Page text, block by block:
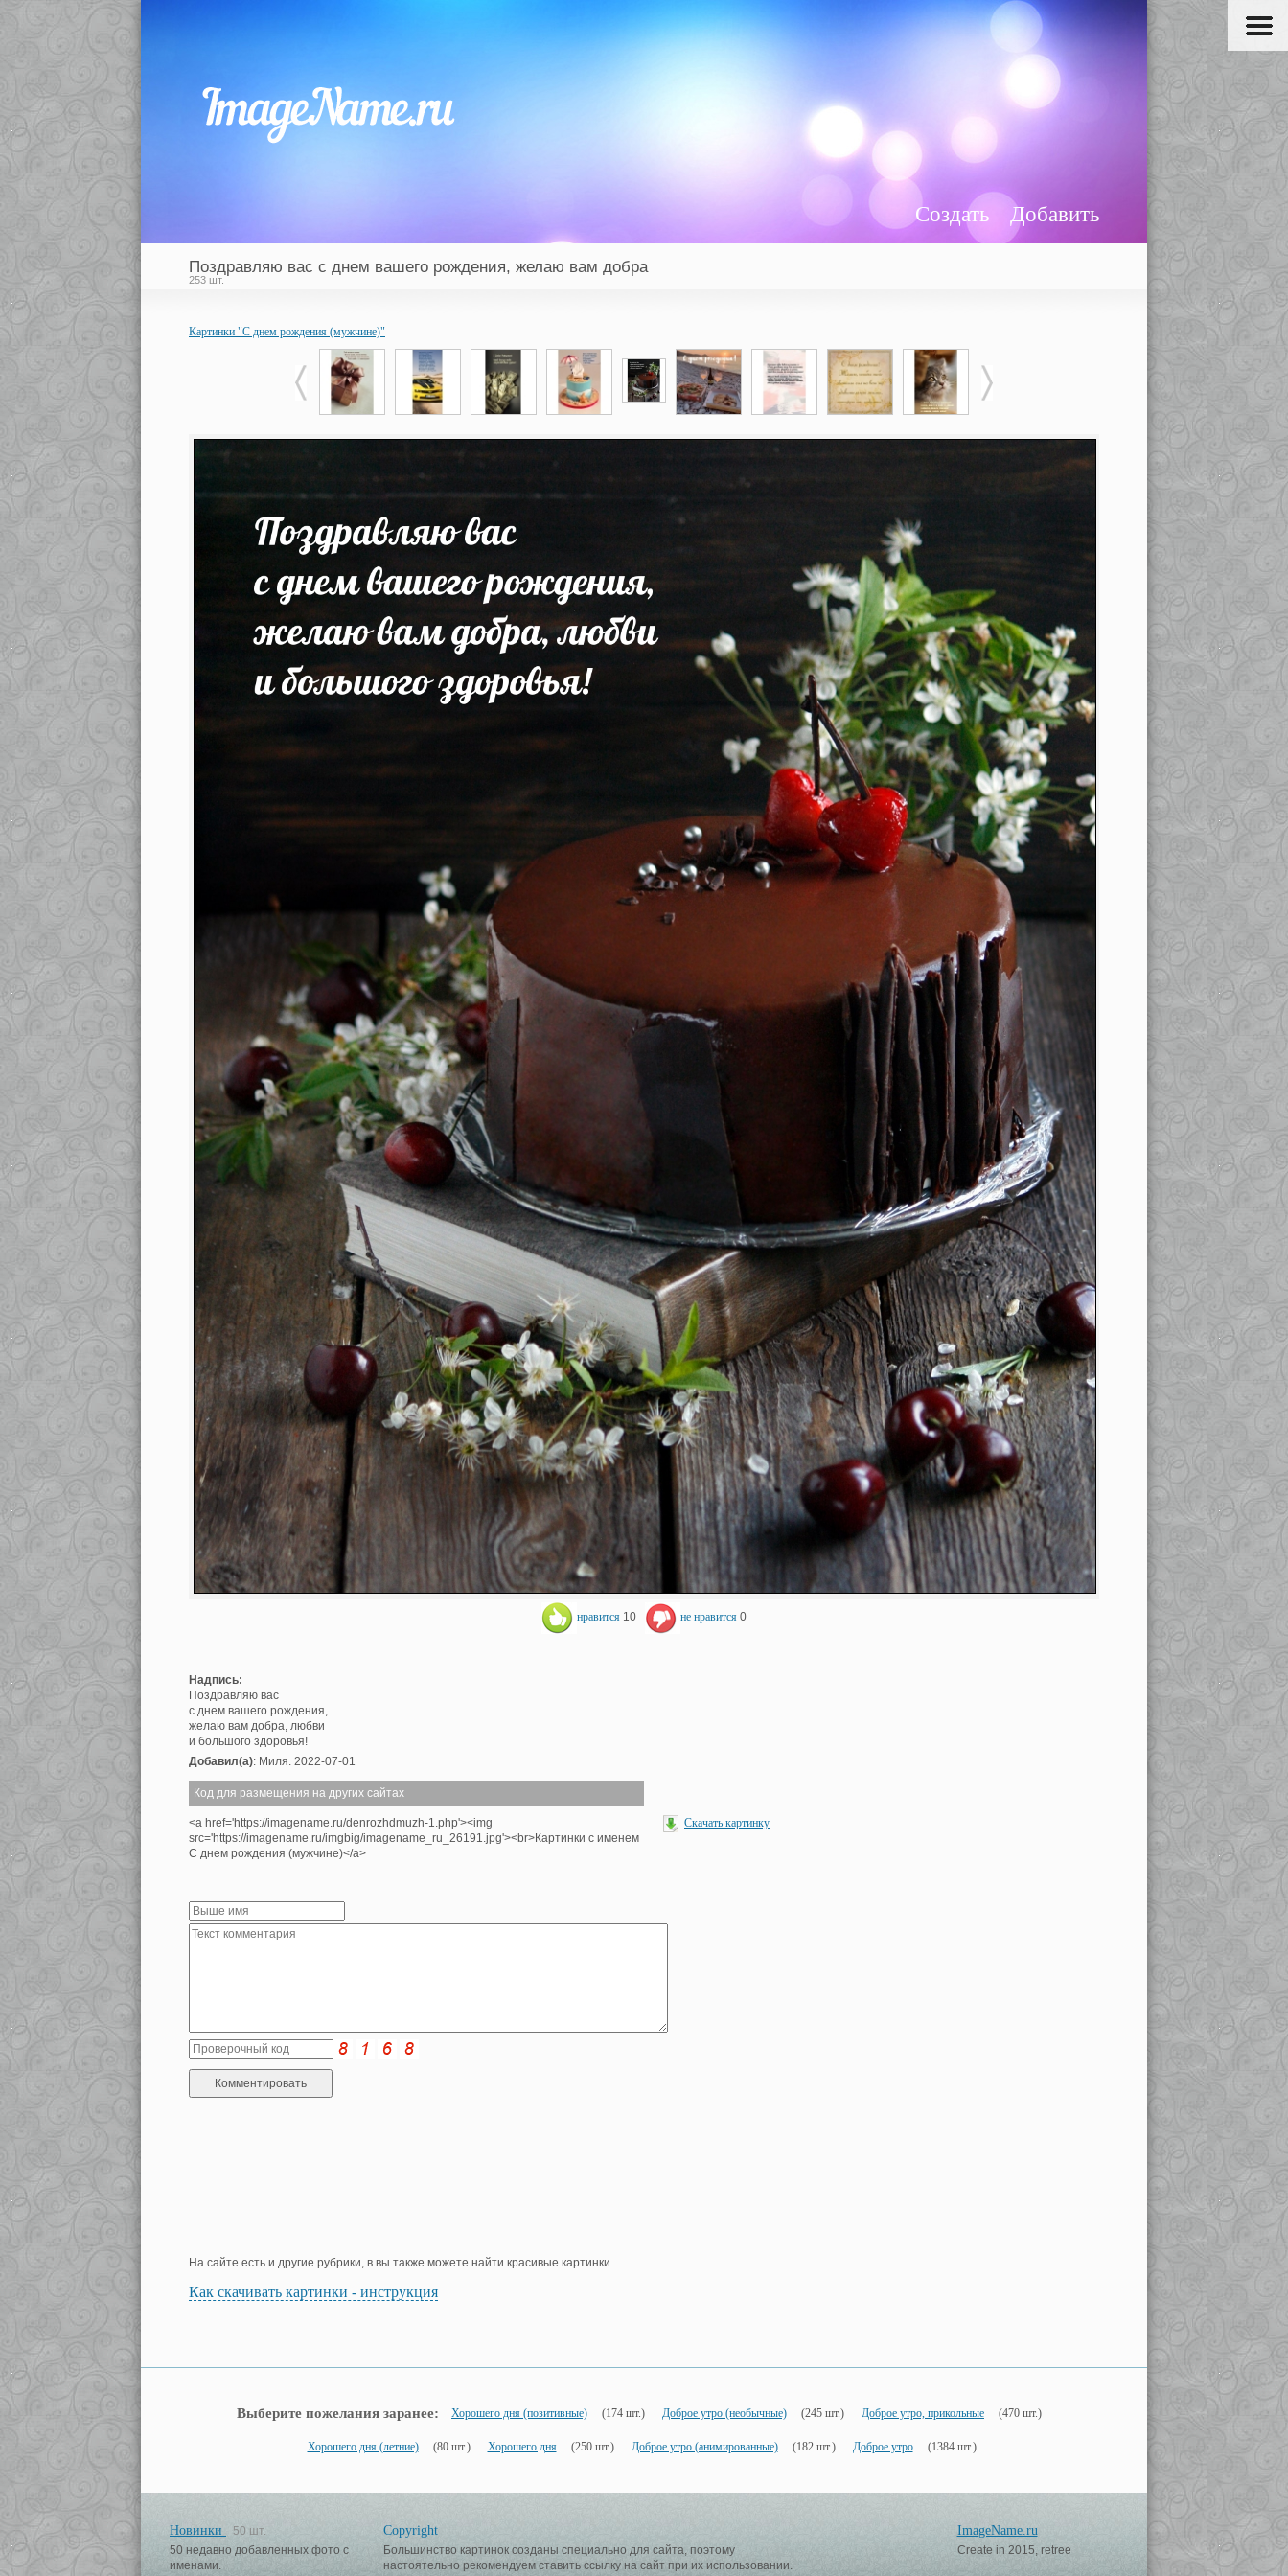
Добавить
Создать
Поздравляю вас с днем вашего рождения, желаю вам добра
253 шт.
Картинки "С днем рождения (мужчине)"
нравится 10 не нравится 0
Надпись:
Поздравляю вас
с днем вашего рождения,
желаю вам добра, любви
и большого здоровья!
Добавил(а): Миля. 2022-07-01
Код для размещения на других сайтах
<a href='https://imagename.ru/denrozhdmuzh-1.php'><img
src='https://imagename.ru/imgbig/imagename_ru_26191.jpg'><br>Картинки с именем
С днем рождения (мужчине)</a>
Скачать картинку
На сайте есть и другие рубрики, в вы также можете найти красивые картинки.
Как скачивать картинки - инструкция
Выберите пожелания заранее: Хорошего дня (позитивные) (174 шт.) Доброе утро (необычные) (245 шт.) Доброе утро, прикольные (470 шт.)
Хорошего дня (летние) (80 шт.) Хорошего дня (250 шт.) Доброе утро (анимированные) (182 шт.) Доброе утро (1384 шт.)
Новинки
50 шт.
50 недавно добавленных фото с
именами.
Copyright
Большинство картинок созданы специально для сайта, поэтому
настоятельно рекомендуем ставить ссылку на сайт при их использовании.
ImageName.ru
Create in 2015, retree